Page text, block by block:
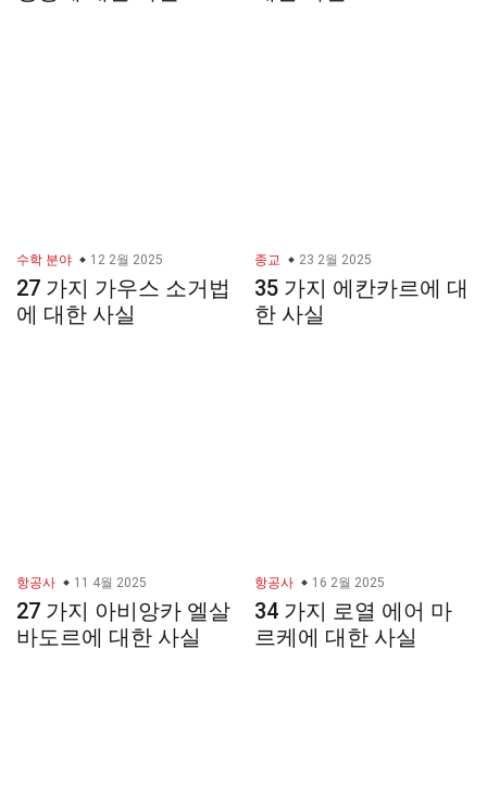
수학 분야 12 2월 2025
27 가지 가우스 소거법
에 대한 사실
종교 23 2월 2025
35 가지 에칸카르에 대
한 사실
항공사 11 4월 2025
27 가지 아비앙카 엘살
바도르에 대한 사실
항공사 16 2월 2025
34 가지 로열 에어 마
르케에 대한 사실